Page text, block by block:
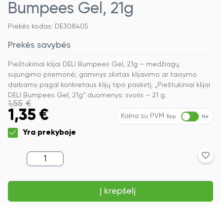
Bumpees Gel, 21g
Prekės kodas: DE308405
Prekės savybės
Pieštukiniai klijai DELI Bumpees Gel, 21g – medžiagų
sujungimo priemonė; gaminys skirtas klijavimo ar taisymo
darbams pagal konkretaus klijų tipo paskirtį. „Pieštukiniai klijai
DELI Bumpees Gel, 21g“ duomenys: svoris – 21 g.
1,55 €
1,35 € Kaina su PVM Taip Ne
Yra prekyboje
produkto
kiekis:
klijai
Bumpees
Į krepšelį